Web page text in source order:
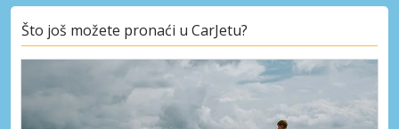
Što još možete pronaći u CarJetu?